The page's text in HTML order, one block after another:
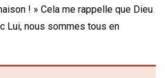
! » Cela me rappelle que Dieu
Lui, nous sommes tous en